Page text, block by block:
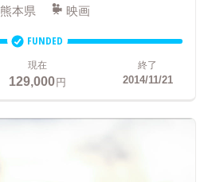
熊本県 映画
FUNDED
現在
129,000円
終了
2014/11/21